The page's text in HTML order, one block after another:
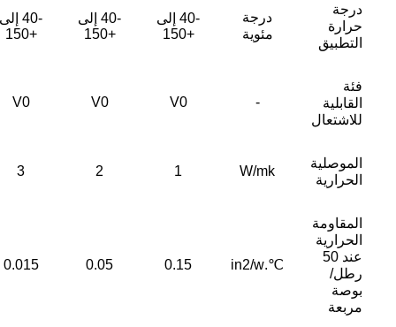
درجة
حرارة
التطبيق
درجة
مئوية
-40 إلى
+150
-40 إلى
+150
-40 إلى
+150
فئة
القابلية
للاشتعال
-
V0
V0
V0
الموصلية
الحرارية
W/mk
1
2
3
المقاومة
الحرارية
عند 50
رطل/
بوصة
مربعة
℃.in2/w
0.15
0.05
0.015